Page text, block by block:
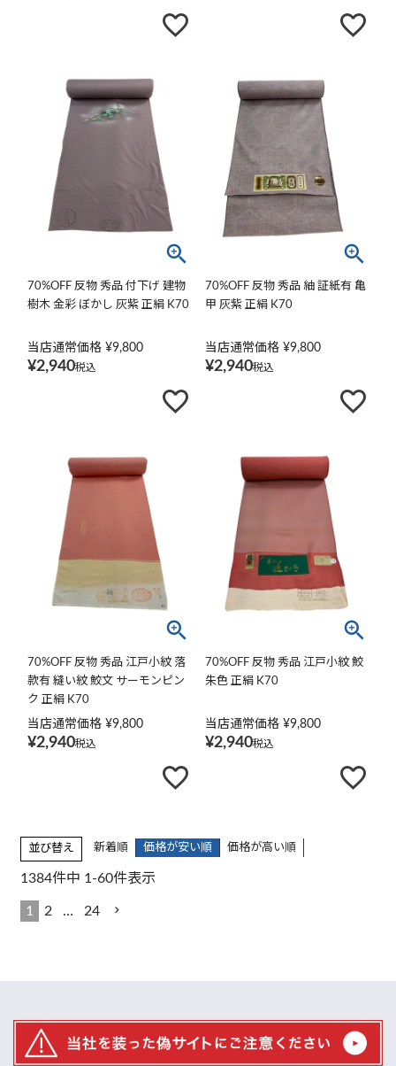
70%OFF 反物 秀品 付下げ 建物
樹木 金彩 ぼかし 灰紫 正絹 K70
当店通常価格 ¥9,800
¥2,940税込
70%OFF 反物 秀品 紬 証紙有 亀
甲 灰紫 正絹 K70
当店通常価格 ¥9,800
¥2,940税込
70%OFF 反物 秀品 江戸小紋 落
款有 縫い紋 鮫文 サーモンピン
ク 正絹 K70
当店通常価格 ¥9,800
¥2,940税込
70%OFF 反物 秀品 江戸小紋 鮫
朱色 正絹 K70
当店通常価格 ¥9,800
¥2,940税込
並び替え 新着順 価格が安い順 価格が高い順
1384件中 1-60件表示
1 2 … 24